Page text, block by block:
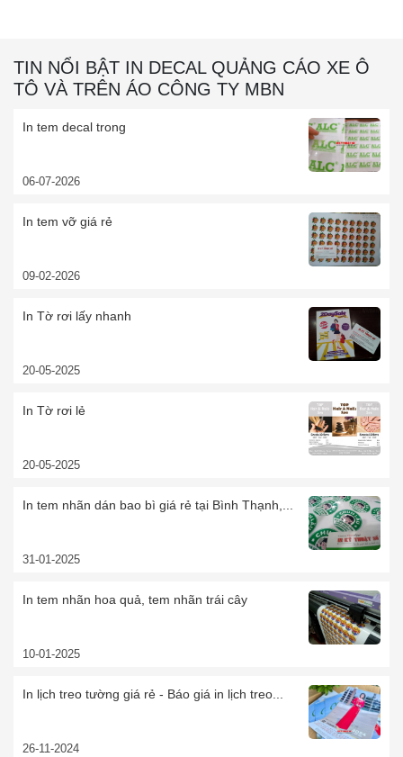
TIN NỔI BẬT IN DECAL QUẢNG CÁO XE Ô
TÔ VÀ TRÊN ÁO CÔNG TY MBN
In tem decal trong
06-07-2026
In tem vỡ giá rẻ
09-02-2026
In Tờ rơi lấy nhanh
20-05-2025
In Tờ rơi lẻ
20-05-2025
In tem nhãn dán bao bì giá rẻ tại Bình Thạnh,...
31-01-2025
In tem nhãn hoa quả, tem nhãn trái cây
10-01-2025
In lịch treo tường giá rẻ - Báo giá in lịch treo...
26-11-2024